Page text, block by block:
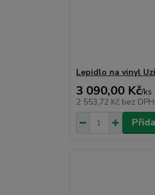
Lepidlo na vinyl
3 090,00 Kč/ks
2 553,72 Kč bez DPH